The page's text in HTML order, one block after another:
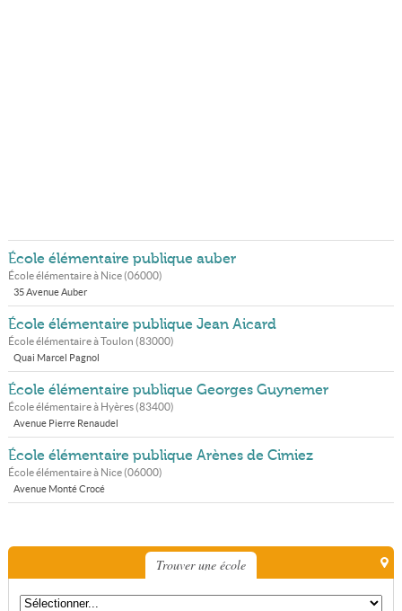
École élémentaire publique auber
École élémentaire à Nice(06000)
35 Avenue Auber
École élémentaire publique Jean Aicard
École élémentaire àToulon (83000)
Quai Marcel Pagnol
École élémentaire publique Georges Guynemer
École élémentaire à Hyères(83400)
Avenue Pierre Renaudel
École élémentaire publique Arènes de Cimiez
École élémentaire à Nice(06000)
Avenue Monté Crocé
Trouver une école